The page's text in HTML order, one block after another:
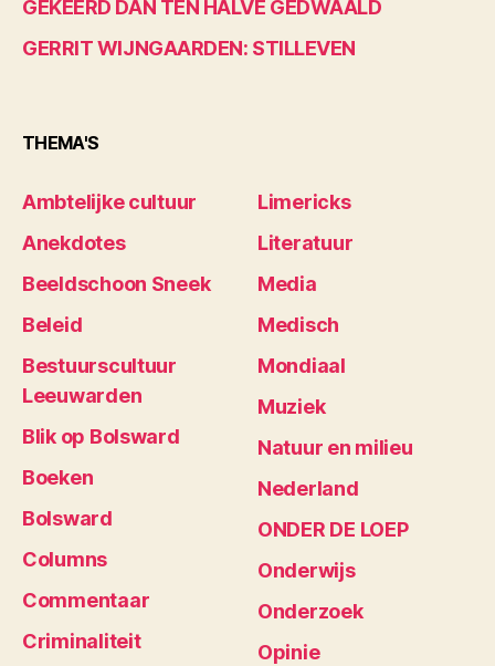
GEKEERD DAN TEN HALVE GEDWAALD
GERRIT WIJNGAARDEN: STILLEVEN
THEMA'S
Ambtelijke cultuur
Anekdotes
Beeldschoon Sneek
Beleid
Bestuurscultuur
Leeuwarden
Blik op Bolsward
Boeken
Bolsward
Columns
Commentaar
Criminaliteit
Limericks
Literatuur
Media
Medisch
Mondiaal
Muziek
Natuur en milieu
Nederland
ONDER DE LOEP
Onderwijs
Onderzoek
Opinie